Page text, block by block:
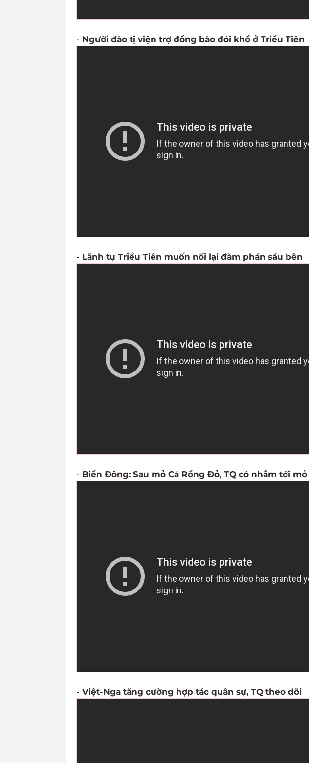
- Người đào tị viện trợ đồng bào đói khổ ở Triều Tiên
- Lãnh tụ Triều Tiên muốn nối lại đàm phán sáu bên
- Biển Đông: Sau mỏ Cá Rồng Đỏ, TQ có nhắm tới mỏ
- Việt-Nga tăng cường hợp tác quân sự, TQ theo dõi